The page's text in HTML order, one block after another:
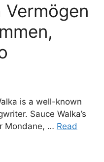
Vermögen
is a well-known
Sauce Walka’s
Mondane, … Read